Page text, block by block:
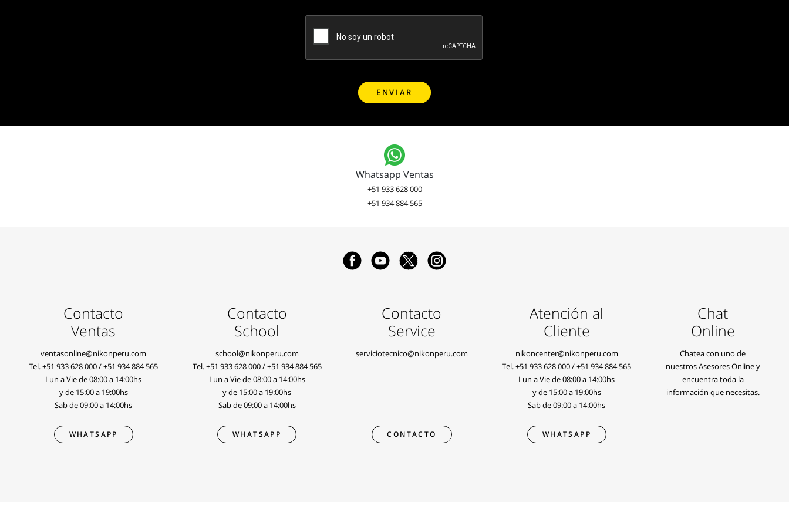
Whatsapp Ventas
+51 933 628 000
+51 934 884 565
Contacto
Ventas
ventasonline@nikonperu.com
Tel.+51 933 628 000/+51 934 884 565
Lun a Vie de 08:00 a 14:00hs
y de 15:00 a 19:00hs
Sab de 09:00 a 14:00hs
WHATSAPP
Contacto
School
school@nikonperu.com
Tel.+51 933 628 000/+51 934 884 565
Lun a Vie de 08:00 a 14:00hs
y de 15:00 a 19:00hs
Sab de 09:00 a 14:00hs
WHATSAPP
Contacto
Service
serviciotecnico@nikonperu.com
CONTACTO
Atención al
Cliente
nikoncenter@nikonperu.com
Tel.+51 933 628 000/+51 934 884 565
Lun a Vie de 08:00 a 14:00hs
y de 15:00 a 19:00hs
Sab de 09:00 a 14:00hs
WHATSAPP
Chat
Online
Chatea con uno de
nuestros Asesores Online y
encuentra toda la
información que necesitas.